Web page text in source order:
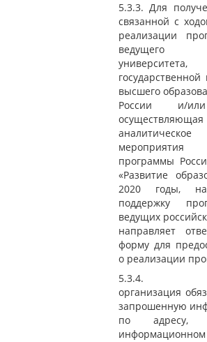
5.3.3. Для
связанной с
реализации
ведущего
высшего
России и/
мероприятия
программы
«Развитие
2020 годы,
поддержку
ведущих
направляет
форму для
о реализации
5.3.4.
организация
запрошенную
по адресу,
информационном